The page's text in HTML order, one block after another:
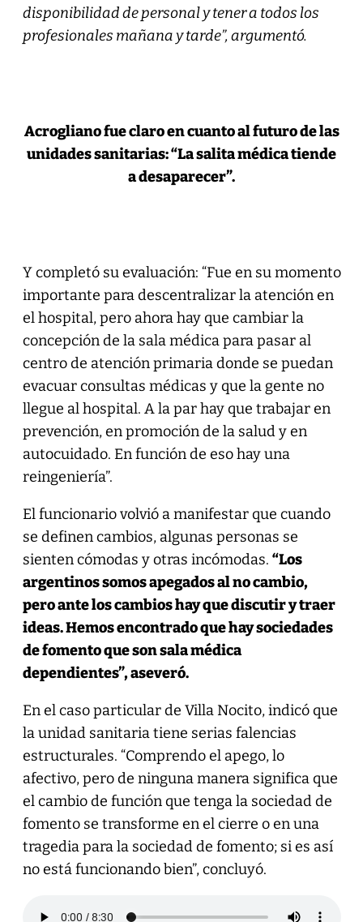
disponibilidad de personal y tener a todos los
profesionales mañana y tarde”, argumentó.
Acrogliano fue claro en cuanto al futuro de las
unidades sanitarias: “La salita médica tiende
a desaparecer”.
Y completó su evaluación: “Fue en su momento
importante para descentralizar la atención en
el hospital, pero ahora hay que cambiar la
concepción de la sala médica para pasar al
centro de atención primaria donde se puedan
evacuar consultas médicas y que la gente no
llegue al hospital. A la par hay que trabajar en
prevención, en promoción de la salud y en
autocuidado. En función de eso hay una
reingeniería”.
El funcionario volvió a manifestar que cuando
se definen cambios, algunas personas se
sienten cómodas y otras incómodas. “Los
argentinos somos apegados al no cambio,
pero ante los cambios hay que discutir y traer
ideas. Hemos encontrado que hay sociedades
de fomento que son sala médica
dependientes”, aseveró.
En el caso particular de Villa Nocito, indicó que
la unidad sanitaria tiene serias falencias
estructurales. “Comprendo el apego, lo
afectivo, pero de ninguna manera significa que
el cambio de función que tenga la sociedad de
fomento se transforme en el cierre o en una
tragedia para la sociedad de fomento; si es así
no está funcionando bien”, concluyó.